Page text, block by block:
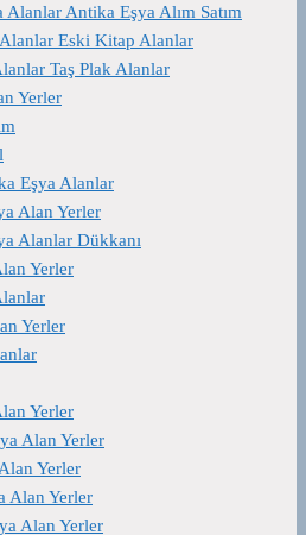
Antika Eşya Alım Satım
Eski Kitap Alanlar
Taş Plak Alanlar
Yerler
Eşya Alanlar
Alan Yerler
Alanlar Dükkanı
Yerler
Yerler
Yerler
Alan Yerler
Yerler
Alan Yerler
Alan Yerler